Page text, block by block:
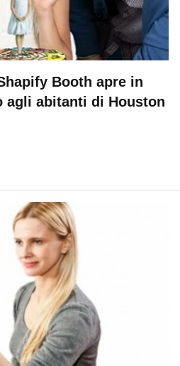
Booth apre in
agli abitanti di Houston